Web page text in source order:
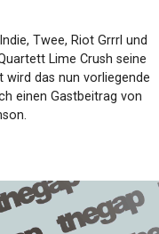
Twee, Riot Grrrl und
Lime Crush seine
wird das nun vorliegende
einen Gastbeitrag von